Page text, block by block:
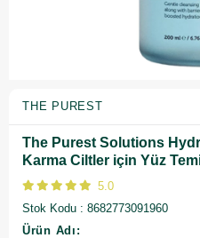
THE PUREST
The Purest Solutions
Karma Ciltler için Yüz
5.0
Stok Kodu
8682773091960
Ürün Adı: